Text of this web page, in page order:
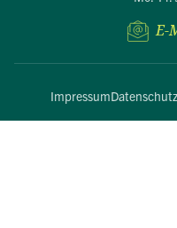
E-
ImpressumDatenschutz